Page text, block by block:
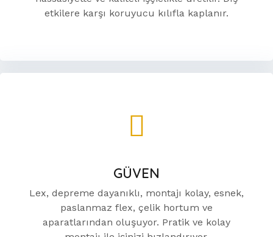
etkilere karşı koruyucu kılıfla kaplanır.
GÜVEN
Lex, depreme dayanıklı, montajı kolay, esnek,
paslanmaz flex, çelik hortum ve
aparatlarından oluşuyor. Pratik ve kolay